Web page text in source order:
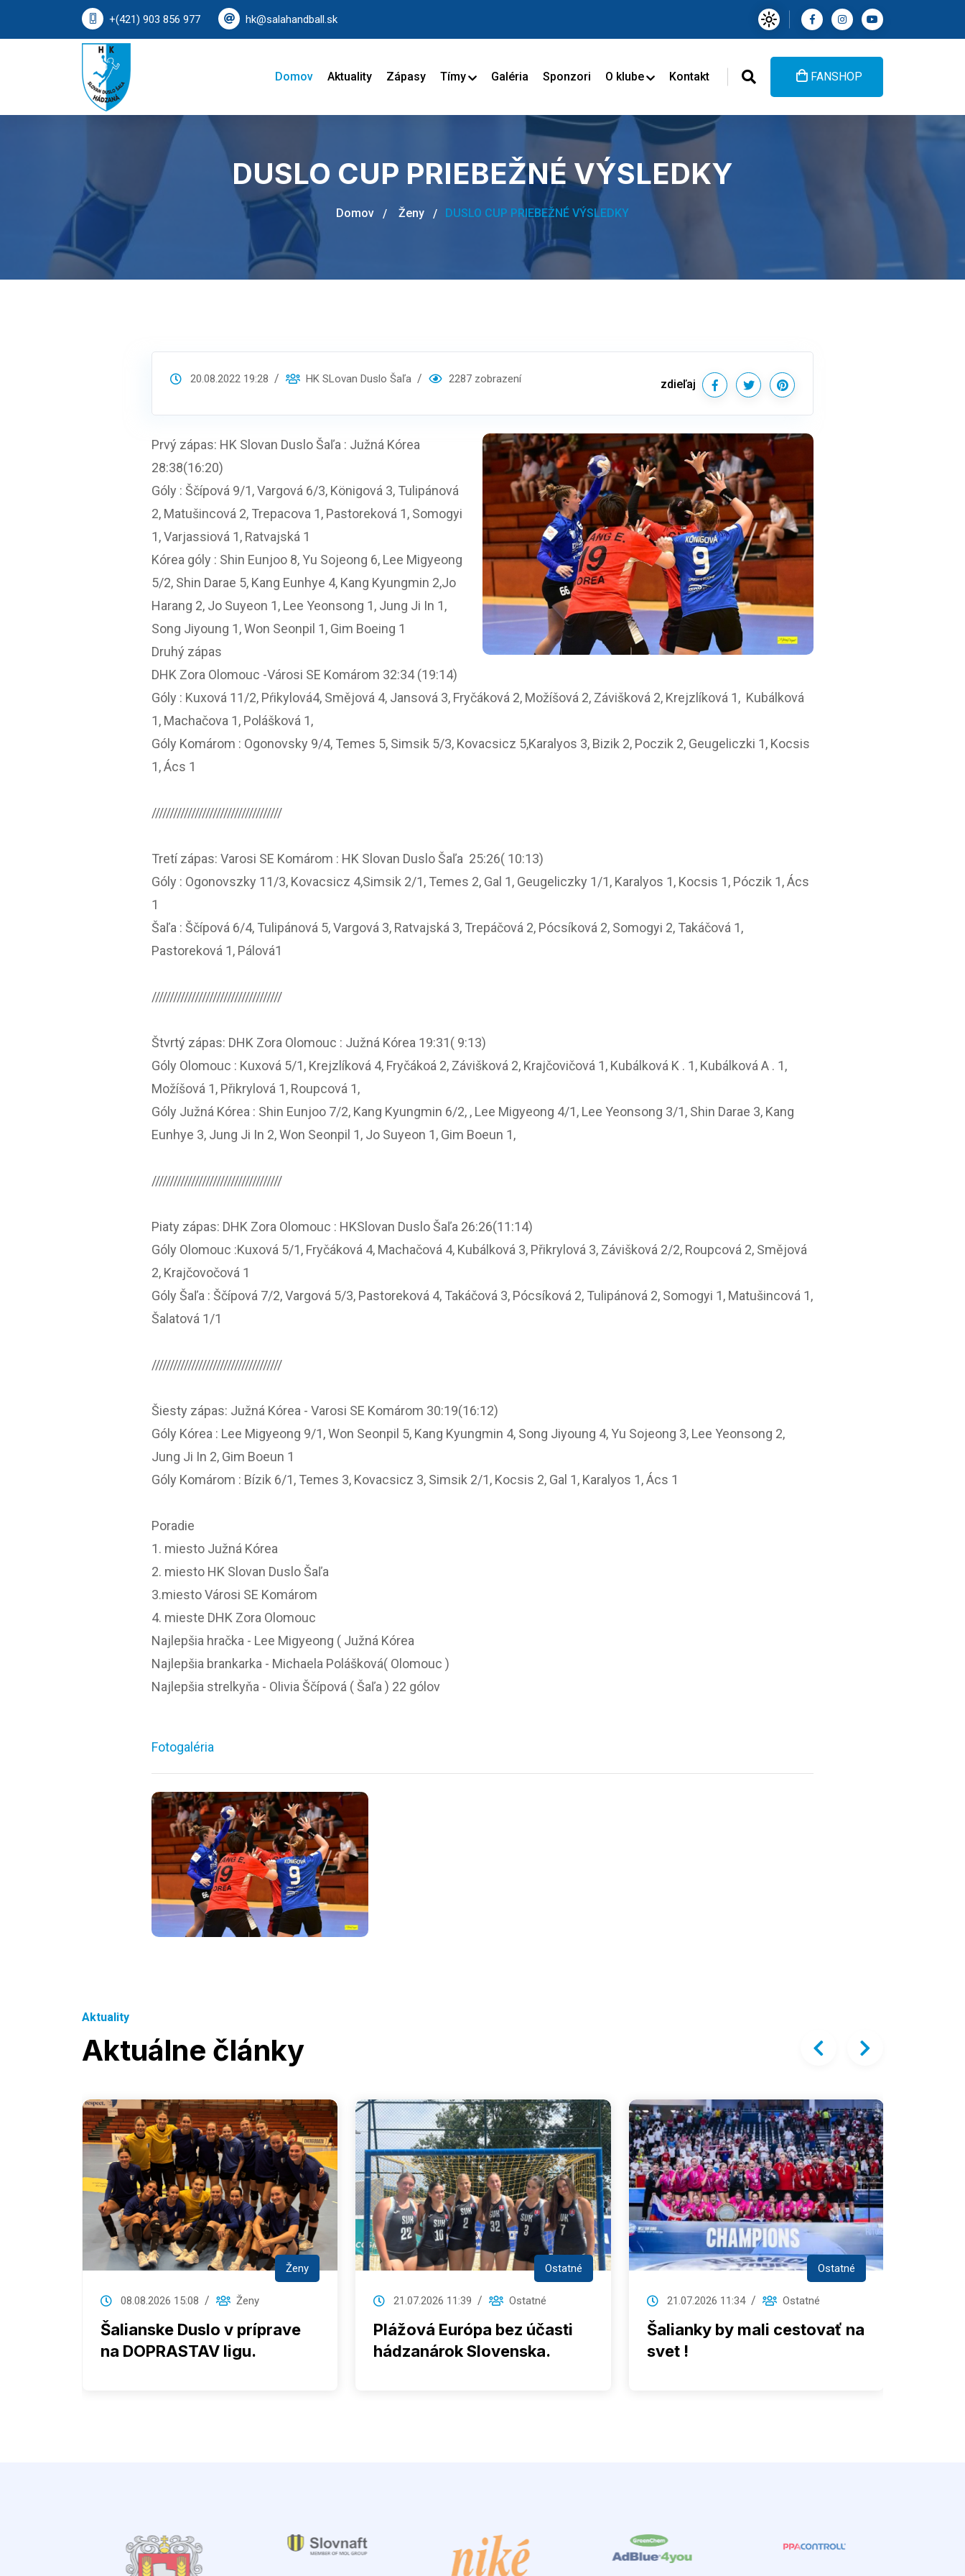
+(421) 903 856 977 hk@salahandball.sk
Domov Aktuality Zápasy Tímy Galéria Sponzori O klube Kontakt FANSHOP
DUSLO CUP PRIEBEŽNÉ VÝSLEDKY
Domov Ženy DUSLO CUP PRIEBEŽNÉ VÝSLEDKY
20.08.2022 19:28 HK SLovan Duslo Šaľa 2287 zobrazení zdieľaj
Prvý zápas: HK Slovan Duslo Šaľa : Južná Kórea
28:38(16:20)
Góly : Ščípová 9/1, Vargová 6/3, Königová 3, Tulipánová
2, Matušincová 2, Trepacova 1, Pastoreková 1, Somogyi
1, Varjassiová 1, Ratvajská 1
Kórea góly : Shin Eunjoo 8, Yu Sojeong 6, Lee Migyeong
5/2, Shin Darae 5, Kang Eunhye 4, Kang Kyungmin 2,Jo
Harang 2, Jo Suyeon 1, Lee Yeonsong 1, Jung Ji In 1,
Song Jiyoung 1, Won Seonpil 1, Gim Boeing 1
Druhý zápas
DHK Zora Olomouc -Városi SE Komárom 32:34 (19:14)
Góly : Kuxová 11/2, Pŕikylová4, Smějová 4, Jansová 3, Fryčáková 2, Možíšová 2, Závišková 2, Krejzlíková 1, Kubálková
1, Machačova 1, Polášková 1,
Góly Komárom : Ogonovsky 9/4, Temes 5, Simsik 5/3, Kovacsicz 5,Karalyos 3, Bizik 2, Poczik 2, Geugeliczki 1, Kocsis
1, Ács 1
////////////////////////////////////
Tretí zápas: Varosi SE Komárom : HK Slovan Duslo Šaľa 25:26( 10:13)
Góly : Ogonovszky 11/3, Kovacsicz 4,Simsik 2/1, Temes 2, Gal 1, Geugeliczky 1/1, Karalyos 1, Kocsis 1, Póczik 1, Ács
1
Šaľa : Ščípová 6/4, Tulipánová 5, Vargová 3, Ratvajská 3, Trepáčová 2, Pócsíková 2, Somogyi 2, Takáčová 1,
Pastoreková 1, Pálová1
////////////////////////////////////
Štvrtý zápas: DHK Zora Olomouc : Južná Kórea 19:31( 9:13)
Góly Olomouc : Kuxová 5/1, Krejzlíková 4, Fryčákoá 2, Závišková 2, Krajčovičová 1, Kubálková K . 1, Kubálková A . 1,
Možíšová 1, Přikrylová 1, Roupcová 1,
Góly Južná Kórea : Shin Eunjoo 7/2, Kang Kyungmin 6/2, , Lee Migyeong 4/1, Lee Yeonsong 3/1, Shin Darae 3, Kang
Eunhye 3, Jung Ji In 2, Won Seonpil 1, Jo Suyeon 1, Gim Boeun 1,
////////////////////////////////////
Piaty zápas: DHK Zora Olomouc : HKSlovan Duslo Šaľa 26:26(11:14)
Góly Olomouc :Kuxová 5/1, Fryčáková 4, Machačová 4, Kubálková 3, Přikrylová 3, Závišková 2/2, Roupcová 2, Smějová
2, Krajčovočová 1
Góly Šaľa : Ščípová 7/2, Vargová 5/3, Pastoreková 4, Takáčová 3, Pócsíková 2, Tulipánová 2, Somogyi 1, Matušincová 1,
Šalatová 1/1
////////////////////////////////////
Šiesty zápas: Južná Kórea - Varosi SE Komárom 30:19(16:12)
Góly Kórea : Lee Migyeong 9/1, Won Seonpil 5, Kang Kyungmin 4, Song Jiyoung 4, Yu Sojeong 3, Lee Yeonsong 2,
Jung Ji In 2, Gim Boeun 1
Góly Komárom : Bízik 6/1, Temes 3, Kovacsicz 3, Simsik 2/1, Kocsis 2, Gal 1, Karalyos 1, Ács 1
Poradie
1. miesto Južná Kórea
2. miesto HK Slovan Duslo Šaľa
3.miesto Városi SE Komárom
4. mieste DHK Zora Olomouc
Najlepšia hračka - Lee Migyeong ( Južná Kórea
Najlepšia brankarka - Michaela Polášková( Olomouc )
Najlepšia strelkyňa - Olivia Ščípová ( Šaľa ) 22 gólov
Fotogaléria
Aktuality
Aktuálne články
Ženy
08.08.2026 15:08 Ženy
Šalianske Duslo v príprave
na DOPRASTAV ligu.
Ostatné
21.07.2026 11:39 Ostatné
Plážová Európa bez účasti
hádzanárok Slovenska.
Ostatné
21.07.2026 11:34 Ostatné
Šalianky by mali cestovať na
svet !